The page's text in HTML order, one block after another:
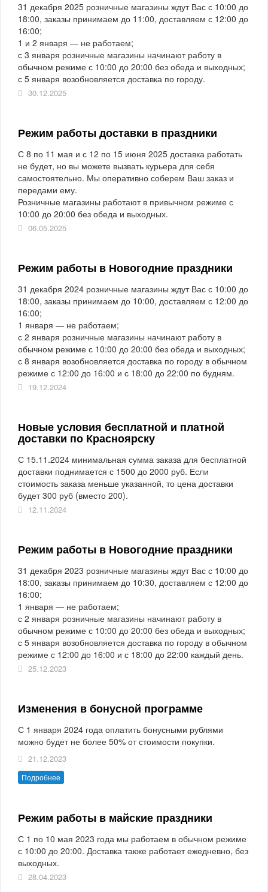
31 декабря 2025 розничные магазины ждут Вас с 10:00 до
18:00, заказы принимаем до 11:00, доставляем с 12:00 до
16:00;
1 и 2 января — не работаем;
с 3 января розничные магазины начинают работу в
обычном режиме с 10:00 до 20:00 без обеда и выходных;
с 5 января возобновляется доставка по городу.
30.12.2025
Режим работы доставки в праздники
С 8 по 11 мая и с 12 по 15 июня 2025 доставка работать
не будет, но вы можете вызвать курьера для себя
самостоятельно. Мы оперативно соберем Ваш заказ и
передами ему.
Розничные магазины работают в привычном режиме с
10:00 до 20:00 без обеда и выходных.
06.05.2025
Режим работы в Новогодние праздники
31 декабря 2024 розничные магазины ждут Вас с 10:00 до
18:00, заказы принимаем до 10:00, доставляем с 12:00 до
16:00;
1 января — не работаем;
с 2 января розничные магазины начинают работу в
обычном режиме с 10:00 до 20:00 без обеда и выходных;
с 8 января возобновляется доставка по городу в обычном
режиме с 12:00 до 16:00 и с 18:00 до 22:00 по будням.
19.12.2024
Новые условия бесплатной и платной
доставки по Красноярску
С 15.11.2024 минимальная сумма заказа для бесплатной
доставки поднимается с 1500 до 2000 руб. Если
стоимость заказа меньше указанной, то цена доставки
будет 300 руб (вместо 200).
12.11.2024
Режим работы в Новогодние праздники
31 декабря 2023 розничные магазины ждут Вас с 10:00 до
18:00, заказы принимаем до 10:30, доставляем с 12:00 до
16:00;
1 января — не работаем;
с 2 января розничные магазины начинают работу в
обычном режиме с 10:00 до 20:00 без обеда и выходных;
с 5 января возобновляется доставка по городу в обычном
режиме с 12:00 до 16:00 и с 18:00 до 22:00 каждый день.
25.12.2023
Изменения в бонусной программе
С 1 января 2024 года оплатить бонусными рублями
можно будет не более 50% от стоимости покупки.
21.12.2023
Подробнее
Режим работы в майские праздники
С 1 по 10 мая 2023 года мы работаем в обычном режиме
с 10:00 до 20:00. Доставка также работает ежедневно, без
выходных.
28.04.2023